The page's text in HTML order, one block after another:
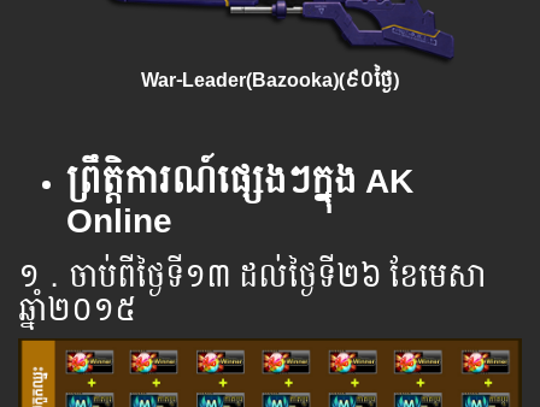
War-Leader(Bazooka)(៩០ថ្ងៃ)
ព្រឹត្តិការណ៍ផ្សេងៗក្នុង AK
Online
១．ចាប់ពី​ថ្ងៃ​ទី​​១៣ ដល់​ថ្ងៃ​ទី២៦ ខែមេសា
ឆ្នាំ​២០១៥